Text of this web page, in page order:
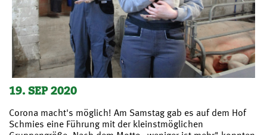
19. SEP 2020
Corona macht's möglich! Am Samstag gab es auf dem Hof
Schmies eine Führung mit der kleinstmöglichen